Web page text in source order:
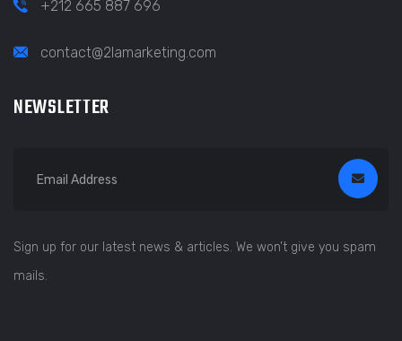
+212 665 887 696
contact@2lamarketing.com
NEWSLETTER
Sign up for our latest news & articles. We won’t give you spam
mails.